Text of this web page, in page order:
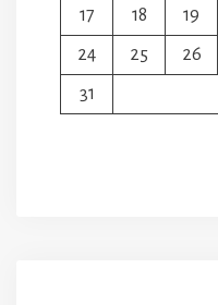
17
18 19
24
25 26
31